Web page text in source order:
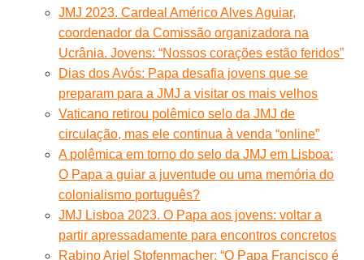
JMJ 2023. Cardeal Américo Alves Aguiar,
coordenador da Comissão organizadora na
Ucrânia. Jovens: “Nossos corações estão feridos”
Dias dos Avós: Papa desafia jovens que se
preparam para a JMJ a visitar os mais velhos
Vaticano retirou polêmico selo da JMJ de
circulação, mas ele continua à venda “online”
A polêmica em torno do selo da JMJ em Lisboa:
O Papa a guiar a juventude ou uma memória do
colonialismo português?
JMJ Lisboa 2023. O Papa aos jovens: voltar a
partir apressadamente para encontros concretos
Rabino Ariel Stofenmacher: “O Papa Francisco é